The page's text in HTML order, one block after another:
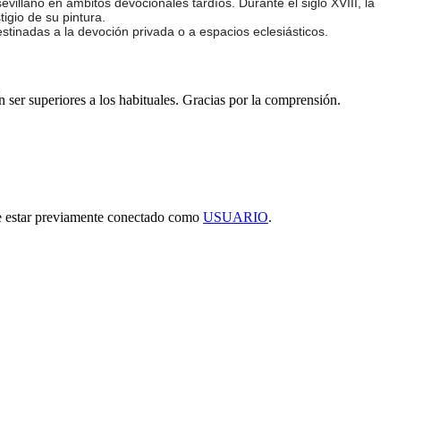
en ámbitos devocionales tardíos. Durante el siglo XVIII, la
de su pintura.
a la devoción privada o a espacios eclesiásticos.
superiores a los habituales. Gracias por la comprensión.
previamente conectado como USUARIO.